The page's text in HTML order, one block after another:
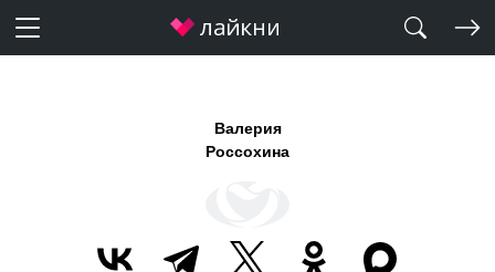
Валерия
Россохина